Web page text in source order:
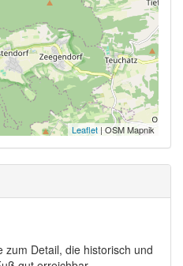
Leaflet| OSM Mapnik
Detail, die historisch und